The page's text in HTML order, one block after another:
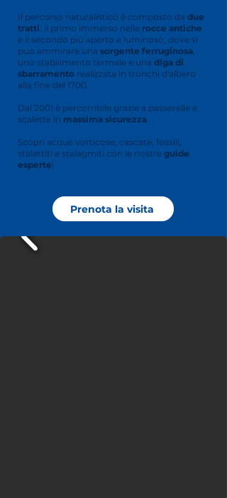
Il percorso naturalistico è composto da due
tratti: il primo immerso nelle rocce antiche
e il secondo più aperto e luminoso, dove si
può ammirare una sorgente ferruginosa,
uno stabilimento termale e una diga di
sbarramento realizzata in tronchi d'albero
alla fine del 1700.
Dal 2001 è percorribile grazie a passerelle e
scalette in massima sicurezza.
Scopri acque vorticose, cascate, fossili,
stalattiti e stalagmiti con le nostre guide
esperte!
Prenota la visita